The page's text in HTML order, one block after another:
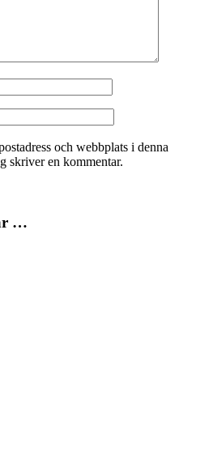
och webbplats i denna
skriver en kommentar.
…